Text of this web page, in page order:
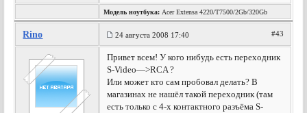
Модель ноутбука: Acer Extensa 4220/T7500/2Gb/320Gb
Rino 24 августа 2008 17:40 #43
Привет всем! У кого нибудь есть переходник
S-Video—>RCA ?
Или может кто сам пробовал делать? В
магазинах не нашёл такой переходник (там
есть только с 4-х контактного разъёма S-